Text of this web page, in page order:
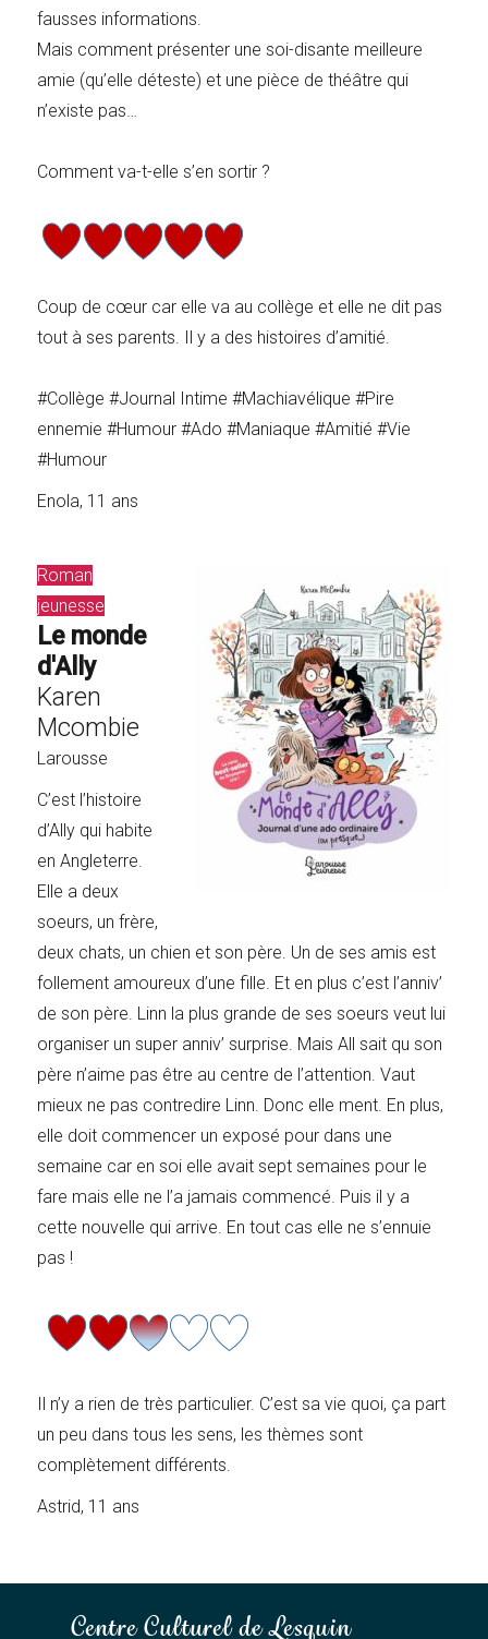
fausses informations.
Mais comment présenter une soi-disante meilleure
amie (qu’elle déteste) et une pièce de théâtre qui
n’existe pas…
Comment va-t-elle s’en sortir ?
Coup de cœur car elle va au collège et elle ne dit pas
tout à ses parents. Il y a des histoires d’amitié.
#Collège #Journal Intime #Machiavélique #Pire
ennemie #Humour #Ado #Maniaque #Amitié #Vie
#Humour
Enola, 11 ans
Roman
jeunesse
Le monde
d'Ally
Karen
Mcombie
Larousse
C’est l’histoire
d’Ally qui habite
en Angleterre.
Elle a deux
soeurs, un frère,
deux chats, un chien et son père. Un de ses amis est
follement amoureux d’une fille. Et en plus c’est l’anniv’
de son père. Linn la plus grande de ses soeurs veut lui
organiser un super anniv’ surprise. Mais All sait qu son
père n’aime pas être au centre de l’attention. Vaut
mieux ne pas contredire Linn. Donc elle ment. En plus,
elle doit commencer un exposé pour dans une
semaine car en soi elle avait sept semaines pour le
fare mais elle ne l’a jamais commencé. Puis il y a
cette nouvelle qui arrive. En tout cas elle ne s’ennuie
pas !
Il n’y a rien de très particulier. C’est sa vie quoi, ça part
un peu dans tous les sens, les thèmes sont
complètement différents.
Astrid, 11 ans
Centre Culturel de Lesquin